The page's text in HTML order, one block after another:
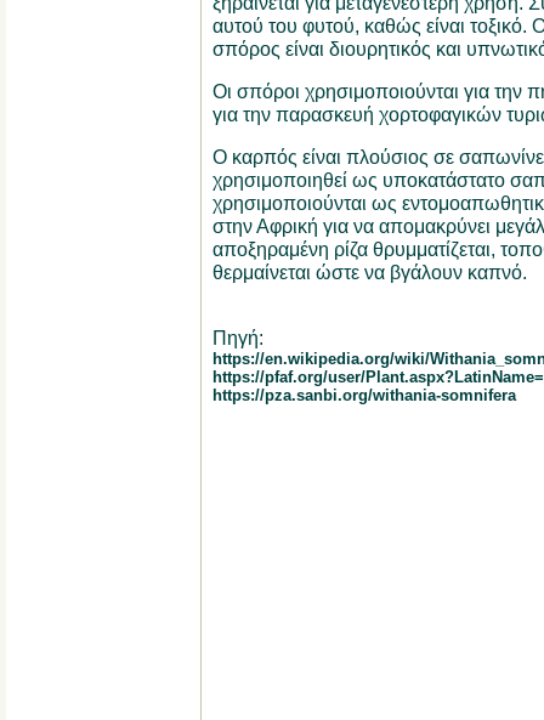
αυτού του φυτού, καθώς είναι τοξικό.
σπόρος είναι διουρητικός και
Οι σπόροι χρησιμοποιούνται για την
για την παρασκευή χορτοφαγικών
Ο καρπός είναι πλούσιος σε
χρησιμοποιηθεί ως υποκατάστατο
χρησιμοποιούνται ως
στην Αφρική για να απομακρύνει
αποξηραμένη ρίζα θρυμματίζεται,
θερμαίνεται ώστε να βγάλουν καπνό.
Πηγή:
https://en.wikipedia.org/wiki/
https://pfaf.org/user/
https://pza.sanbi.org/withania-somnifera